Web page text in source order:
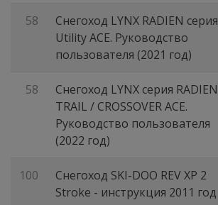
58
Снегоход LYNX RADIEN серия
Utility ACE. Руководство
пользователя (2021 год)
58
Снегоход LYNX серия RADIEN
TRAIL / CROSSOVER ACE.
Руководство пользователя
(2022 год)
100
Снегоход SKI-DOO REV XP 2
Stroke - инструкция 2011 год